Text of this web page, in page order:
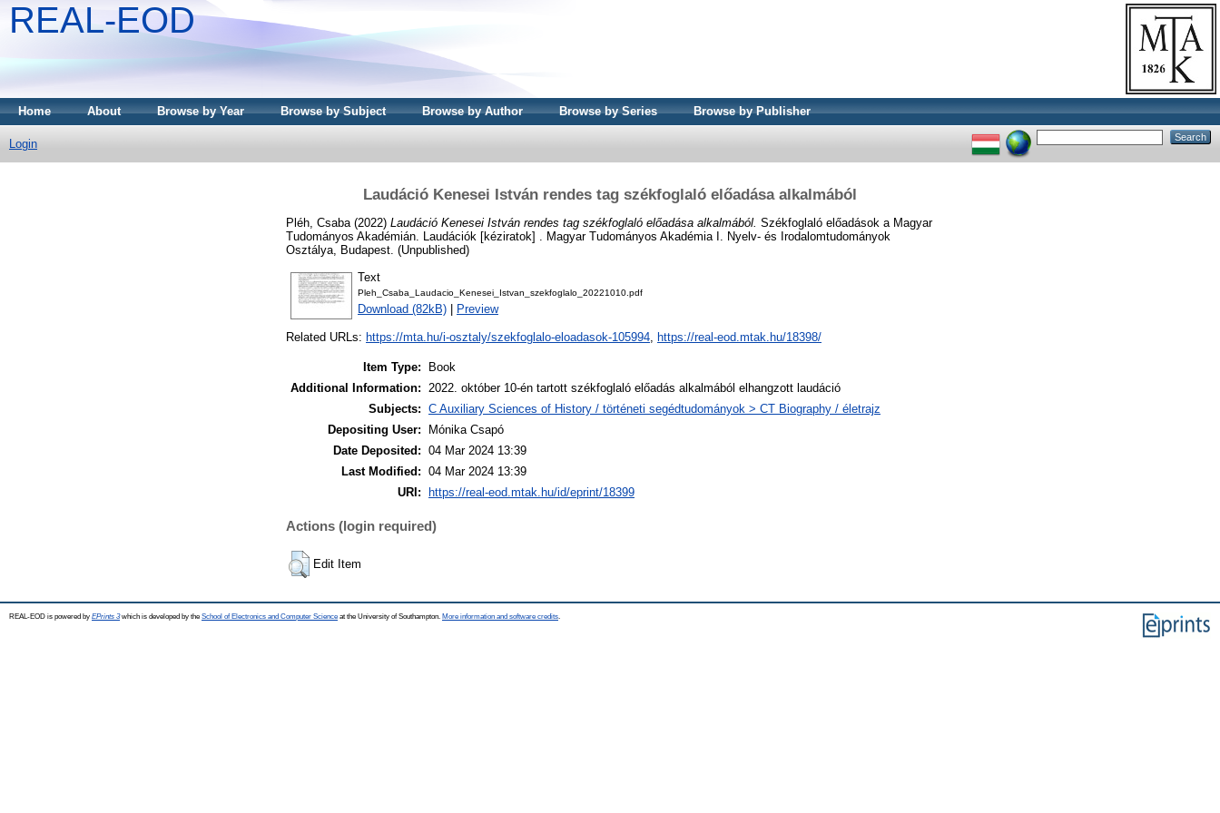
REAL-EOD
Home About Browse by Year Browse by Subject Browse by Author Browse by Series Browse by Publisher
Login
Laudáció Kenesei István rendes tag székfoglaló előadása alkalmából
Pléh, Csaba (2022) Laudáció Kenesei István rendes tag székfoglaló előadása alkalmából. Székfoglaló előadások a Magyar
Tudományos Akadémián. Laudációk [kéziratok] . Magyar Tudományos Akadémia I. Nyelv- és Irodalomtudományok
Osztálya, Budapest. (Unpublished)
Text
Pleh_Csaba_Laudacio_Kenesei_Istvan_szekfoglalo_20221010.pdf
Download (82kB) Preview
Related URLs: https://mta.hu/i-osztaly/szekfoglalo-eloadasok-105994, https://real-eod.mtak.hu/18398/
Item Type:
Book
Additional Information: 2022. október 10-én tartott székfoglaló előadás alkalmából elhangzott laudáció
Subjects: C Auxiliary Sciences of History / történeti segédtudományok > CT Biography / életrajz
Depositing User:
Mónika Csapó
Date Deposited: 04 Mar 2024 13:39
Last Modified: 04 Mar 2024 13:39
URI:
https://real-eod.mtak.hu/id/eprint/18399
Actions (login required)
Edit Item
REAL-EOD is powered by EPrints 3which is developed by the School of Electronics and Computer Science at the University of Southampton. More information and software credits